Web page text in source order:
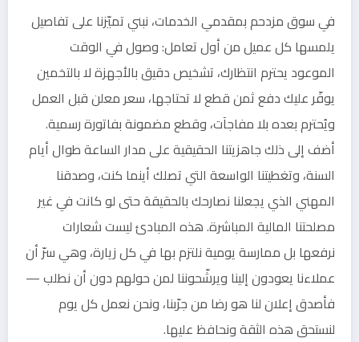
في سوق مزدحم بمقدمي الخدمات، نبني تميّزنا على تفاصيل
يلمسها كل عميل من أول تعامل: وصول في الوقت
الموعود يحترم انتظارك، تشخيص دقيق بالأجهزة لا بالتخمين
يوفّر عليك دفع ثمن قطع لا تحتاجها، سعر معلن قبل العمل
ويُحترم بعده بلا مفاجآت، وقطع مضمونة بفاتورة رسمية.
أضف إلى ذلك جاهزيتنا الحقيقية على مدار الساعة طوال أيام
السنة، وتغطيتنا الواسعة التي تصلك أينما كنت، وصدقنا
المهني الذي يجعلنا نصارحك بالحقيقة حتى لو كانت في غير
مصلحتنا المالية المباشرة. هذه المبادئ ليست شعارات
نرفعها بل ممارسة يومية نلتزم بها في كل زيارة، وهي سرّ أن
عملاءنا يعودون إلينا ويرشّحوننا لمن حولهم دون أن نطلب —
فأصدق إعلان لنا هو رضا من جرّبنا، ونحن نعمل كل يوم
لنستحق هذه الثقة ونحافظ عليها.